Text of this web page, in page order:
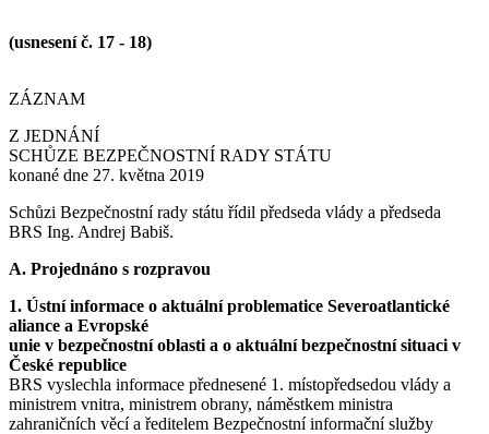
(usnesení č. 17 - 18)
ZÁZNAM
Z JEDNÁNÍ
SCHŮZE BEZPEČNOSTNÍ RADY STÁTU
konané dne 27. května 2019
Schůzi Bezpečnostní rady státu řídil předseda vlády a předseda
BRS Ing. Andrej Babiš.
A. Projednáno s rozpravou
1. Ústní informace o aktuální problematice Severoatlantické
aliance a Evropské
unie v bezpečnostní oblasti a o aktuální bezpečnostní situaci v
České republice
BRS vyslechla informace přednesené 1. místopředsedou vlády a
ministrem vnitra, ministrem obrany, náměstkem ministra
zahraničních věcí a ředitelem Bezpečnostní informační služby